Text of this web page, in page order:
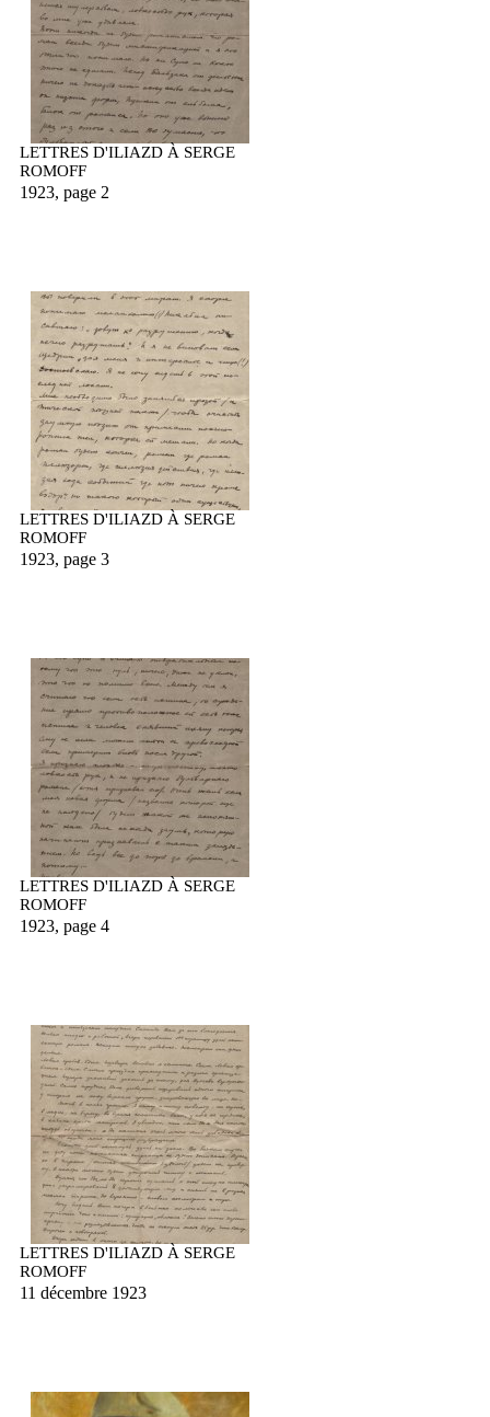
LETTRES D'ILIAZD À SERGE
ROMOFF
1923, page 2
LETTRES D'ILIAZD À SERGE
ROMOFF
1923, page 3
LETTRES D'ILIAZD À SERGE
ROMOFF
1923, page 4
LETTRES D'ILIAZD À SERGE
ROMOFF
11 décembre 1923